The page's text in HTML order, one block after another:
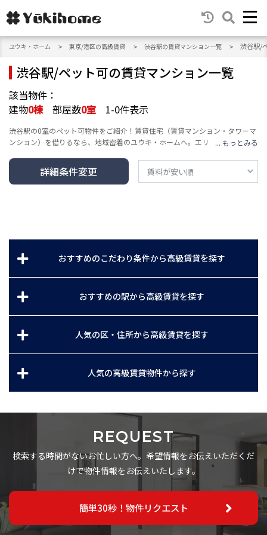
ユウキ・ホーム 東京/港区の高級賃貸 渋谷駅の賃貸マンション一覧 渋谷駅/
渋谷駅/ペット可の賃貸マンション一覧
該当物件：
建物0棟部屋数0室 1-0件表示
渋谷駅の0室のペット可物件をご紹介！賃貸住宅（賃貸マンション・タワーマ
ンション）を借りるなら、地域密着のユウキ・ホームへ。エリア・沿線・建
報をお届けし、あなたの賃貸情報探し・お家探しをサポートします。
詳細条件変更
おすすめのこだわり条件から高級賃貸を探す
おすすめの駅から高級賃貸を探す
人気の区・住所から高級賃貸を探す
人気の高級賃貸物件から探す
REQUEST
検索する時間がないお忙しい方へ。希望情報をお伝えいただくだ
けで物件情報をお伝えいたします。
簡単30秒！物件リクエスト